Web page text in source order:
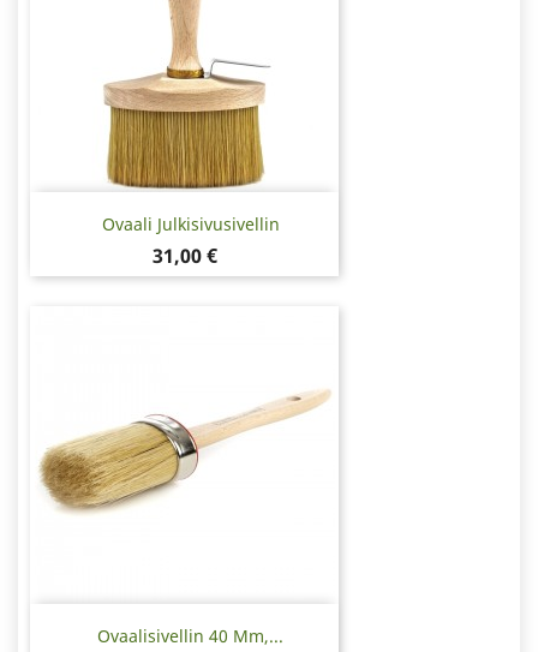
Ovaali Julkisivusivellin
Hinta
31,00 €
Ovaalisivellin 40 Mm,...